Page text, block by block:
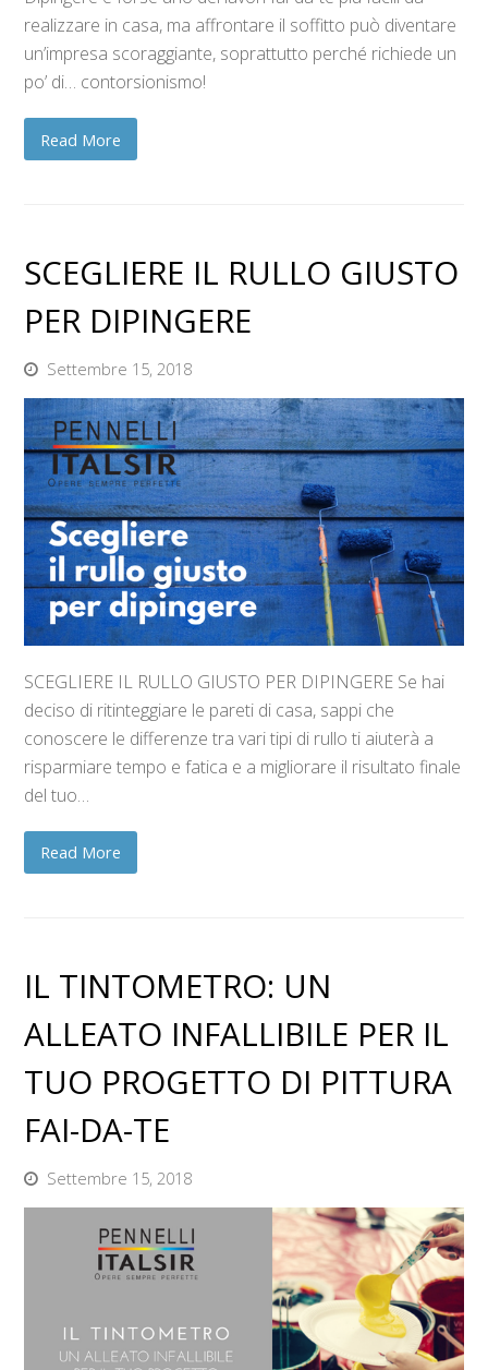
realizzare in casa, ma affrontare il soffitto può diventare
un’impresa scoraggiante, soprattutto perché richiede un
po’ di… contorsionismo!
Read More
SCEGLIERE IL RULLO GIUSTO
PER DIPINGERE
Settembre 15, 2018
SCEGLIERE IL RULLO GIUSTO PER DIPINGERE Se hai
deciso di ritinteggiare le pareti di casa, sappi che
conoscere le differenze tra vari tipi di rullo ti aiuterà a
risparmiare tempo e fatica e a migliorare il risultato finale
del tuo…
Read More
IL TINTOMETRO: UN
ALLEATO INFALLIBILE PER IL
TUO PROGETTO DI PITTURA
FAI-DA-TE
Settembre 15, 2018